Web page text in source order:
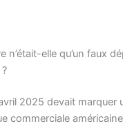
n’était-elle qu’un faux
2025 devait marquer
commerciale